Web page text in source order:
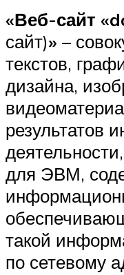
«Веб-сайт
сайт)» –
текстов,
дизайна,
результатов
для ЭВМ,
такой
по сетевому